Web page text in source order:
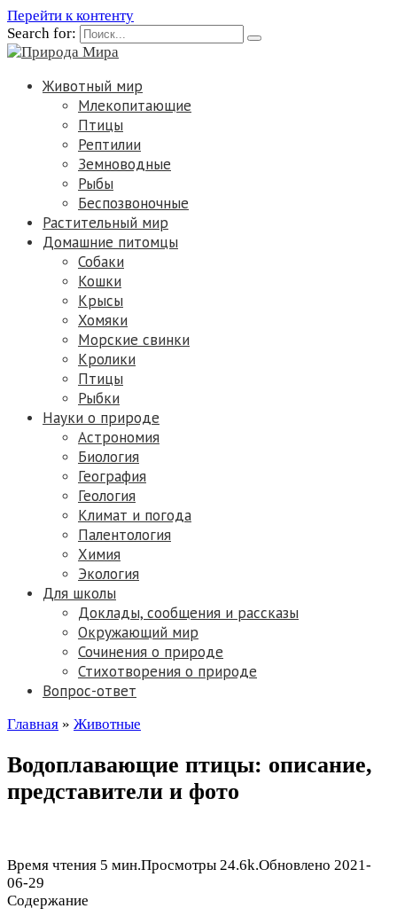
Перейти к контенту
Search for:
Животный мир
Млекопитающие
Птицы
Рептилии
Земноводные
Рыбы
Беспозвоночные
Растительный мир
Домашние питомцы
Собаки
Кошки
Крысы
Хомяки
Морские свинки
Кролики
Птицы
Рыбки
Науки о природе
Астрономия
Биология
География
Геология
Климат и погода
Палентология
Химия
Экология
Для школы
Доклады, сообщения и рассказы
Окружающий мир
Сочинения о природе
Стихотворения о природе
Вопрос-ответ
Главная » Животные
Водоплавающие птицы: описание,
представители и фото
Время чтения 5 мин.Просмотры 24.6k.Обновлено 2021-
06-29
Содержание